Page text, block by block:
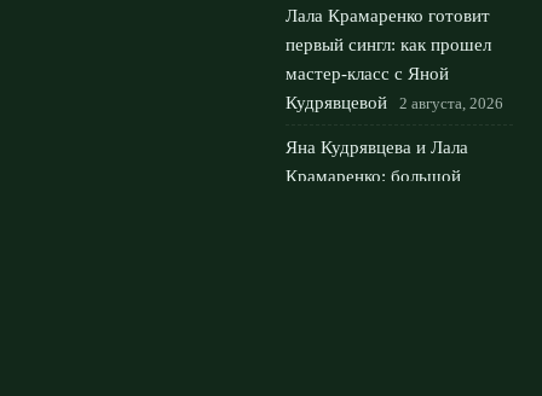
Лала Крамаренко готовит
первый сингл: как прошел
мастер‑класс с Яной
Кудрявцевой
2 августа, 2026
Яна Кудрявцева и Лала
Крамаренко: большой